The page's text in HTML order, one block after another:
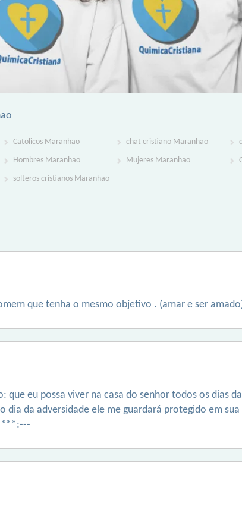
Catolicos Maranhao chat cristiano Maranhao
Hombres Maranhao Mujeres Maranhao
solteros cristianos Maranhao
que tenha o mesmo objetivo . (amar e ser
que eu possa viver na casa do senhor todos os dias
dia da adversidade ele me guardará protegido em